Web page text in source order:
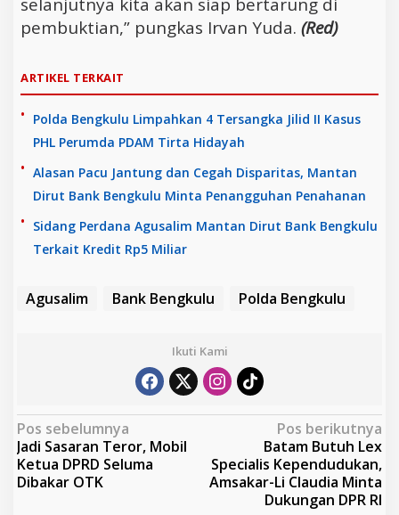
pembuktian,” pungkas Irvan Yuda. (Red)
ARTIKEL TERKAIT
Polda Bengkulu Limpahkan 4 Tersangka Jilid II Kasus
PHL Perumda PDAM Tirta Hidayah
Alasan Pacu Jantung dan Cegah Disparitas, Mantan
Dirut Bank Bengkulu Minta Penangguhan Penahanan
Sidang Perdana Agusalim Mantan Dirut Bank Bengkulu
Terkait Kredit Rp5 Miliar
Agusalim Bank Bengkulu Polda Bengkulu
Ikuti Kami
N
a
v
Pos sebelumnya
Jadi Sasaran Teror, Mobil
Ketua DPRD Seluma
Dibakar OTK
Pos berikutnya
Batam Butuh Lex
Specialis Kependudukan,
Amsakar-Li Claudia Minta
Dukungan DPR RI